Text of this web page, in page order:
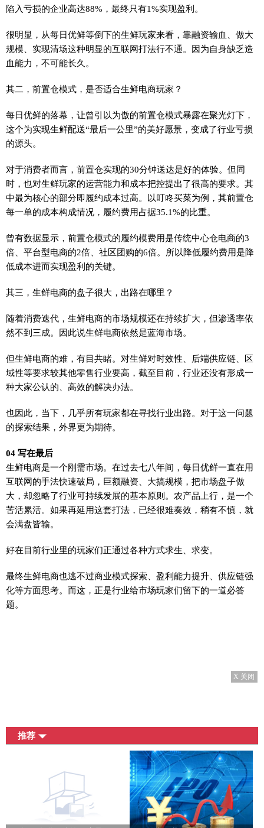
陷入亏损的企业高达88%，最终只有1%实现盈利。
很明显，从每日优鲜等倒下的生鲜玩家来看，靠融资输血、做大
规模、实现清场这种明显的互联网打法行不通。因为自身缺乏造
血能力，不可能长久。
其二，前置仓模式，是否适合生鲜电商玩家？
每日优鲜的落幕，让曾引以为傲的前置仓模式暴露在聚光灯下，
这个为实现生鲜配送“最后一公里”的美好愿景，变成了行业亏损
的源头。
对于消费者而言，前置仓实现的30分钟送达是好的体验。但同
时，也对生鲜玩家的运营能力和成本把控提出了很高的要求。其
中最为核心的部分即履约成本过高。以叮咚买菜为例，其前置仓
每一单的成本构成情况，履约费用占据35.1%的比重。
曾有数据显示，前置仓模式的履约模费用是传统中心仓电商的3
倍、平台型电商的2倍、社区团购的6倍。所以降低履约费用是降
低成本进而实现盈利的关键。
其三，生鲜电商的盘子很大，出路在哪里？
随着消费迭代，生鲜电商的市场规模还在持续扩大，但渗透率依
然不到三成。因此说生鲜电商依然是蓝海市场。
但生鲜电商的难，有目共睹。对生鲜对时效性、后端供应链、区
域性等要求较其他零售行业要高，截至目前，行业还没有形成一
种大家公认的、高效的解决办法。
也因此，当下，几乎所有玩家都在寻找行业出路。对于这一问题
的探索结果，外界更为期待。
04 写在最后
生鲜电商是一个刚需市场。在过去七八年间，每日优鲜一直在用
互联网的手法快速破局，巨额融资、大搞规模，把市场盘子做
大，却忽略了行业可持续发展的基本原则。农产品上行，是一个
苦活累活。如果再延用这套打法，已经很难奏效，稍有不慎，就
会满盘皆输。
好在目前行业里的玩家们正通过各种方式求生、求变。
最终生鲜电商也逃不过商业模式探索、盈利能力提升、供应链强
化等方面思考。而这，正是行业给市场玩家们留下的一道必答
题。
X 关闭
推荐